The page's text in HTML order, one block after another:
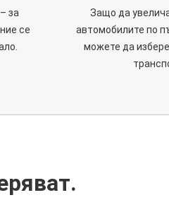
за
се
Защо да
автомобилите по
можете да